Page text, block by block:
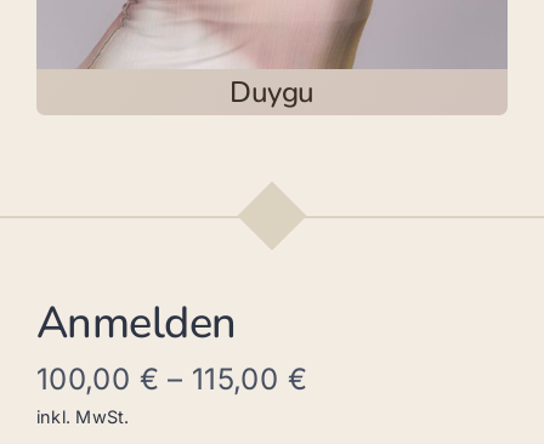
Duygu
Anmelden
100,00 € – 115,00 €
inkl. MwSt.